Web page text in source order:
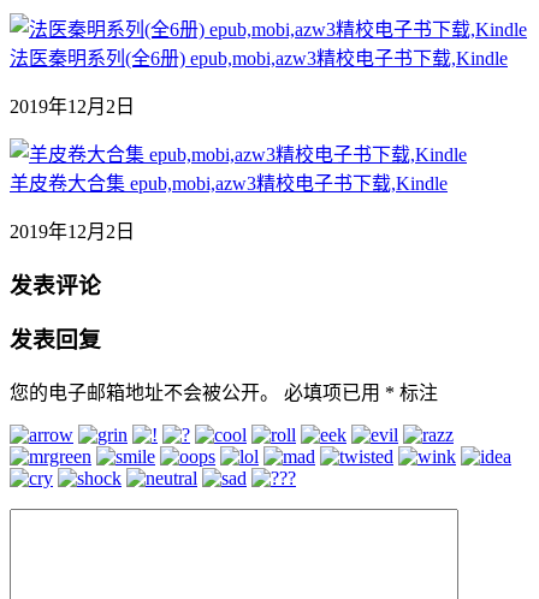
法医秦明系列(全6册) epub,mobi,azw3精校电子书下载,Kindle
2019年12月2日
羊皮卷大合集 epub,mobi,azw3精校电子书下载,Kindle
2019年12月2日
发表评论
发表回复
您的电子邮箱地址不会被公开。 必填项已用 * 标注